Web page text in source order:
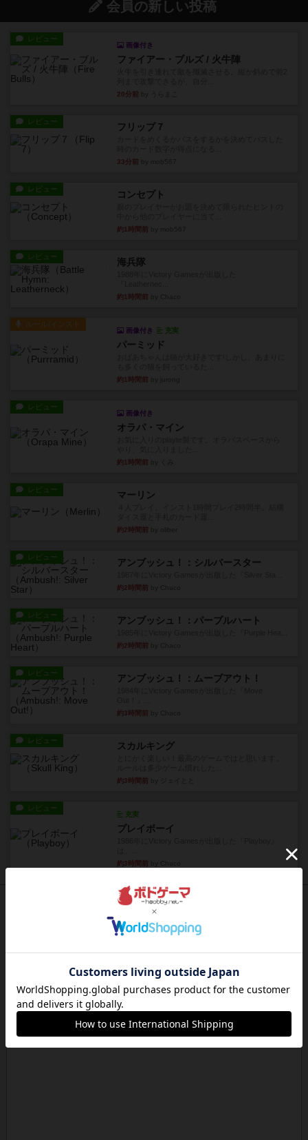
会員の新しい投稿
レビュー
画像付き
ファイアー・ブルズ / 火牛陣
20分前
レビュー フリップ７
33分前
レビュー コンセプト
約1時間前
レビュー 海兵隊
約1時間前
ルール/インスト
画像付き 充実
パーミッド
約1時間前
レビュー
画像付き
オラパ・マイン
約1時間前
レビュー マーリン
約2時間前
レビュー アンブッシュ！：シルバースター
約2時間前
レビュー アンブッシュ！：パープルハート
約2時間前
レビュー アンブッシュ！：ムーブアウト！
約3時間前
レビュー スカルキング
約3時間前
レビュー
充実
プレイボーイ
約3時間前